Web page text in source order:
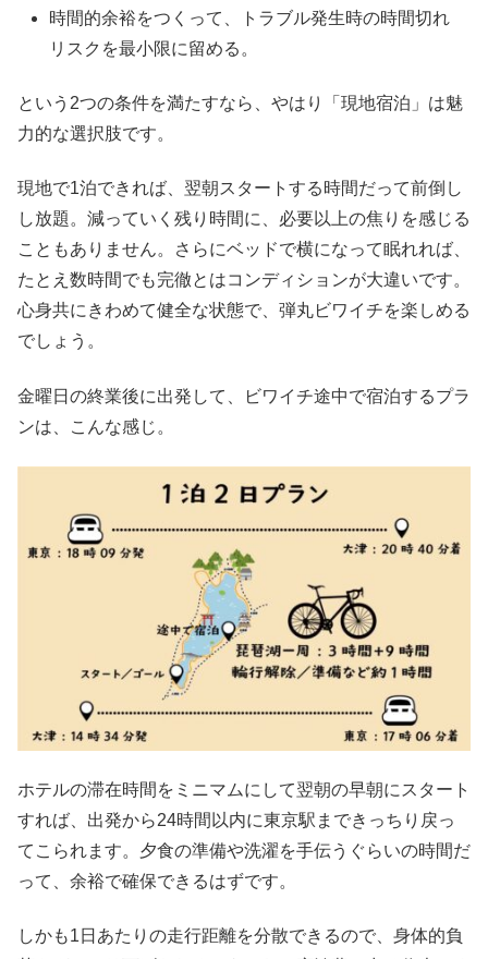
時間的余裕をつくって、トラブル発生時の時間切れ
リスクを最小限に留める。
という2つの条件を満たすなら、やはり「現地宿泊」は魅
力的な選択肢です。
現地で1泊できれば、翌朝スタートする時間だって前倒し
し放題。減っていく残り時間に、必要以上の焦りを感じる
こともありません。さらにベッドで横になって眠れれば、
たとえ数時間でも完徹とはコンディションが大違いです。
心身共にきわめて健全な状態で、弾丸ビワイチを楽しめる
でしょう。
金曜日の終業後に出発して、ビワイチ途中で宿泊するプラ
ンは、こんな感じ。
ホテルの滞在時間をミニマムにして翌朝の早朝にスタート
すれば、出発から24時間以内に東京駅まできっちり戻っ
てこられます。夕食の準備や洗濯を手伝うぐらいの時間だ
って、余裕で確保できるはずです。
しかも1日あたりの走行距離を分散できるので、身体的負